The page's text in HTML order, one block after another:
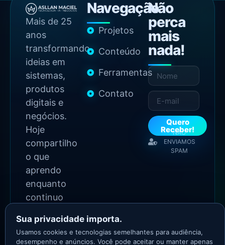
Mais de 25
anos
transformando
ideias em
sistemas,
produtos
digitais e
negócios.
Hoje
compartilho
o que
aprendo
enquanto
continuo
Navegação
Projetos
Conteúdo
Ferramentas
Contato
Não
perca
mais
nada!
Quero
Receber!
NÃO
ENVIAMOS
SPAM
2026 Copyright - Todos
Sua privacidade importa.
Usamos cookies e tecnologias semelhantes para audiência,
desempenho e anúncios. Você pode aceitar ou manter apenas